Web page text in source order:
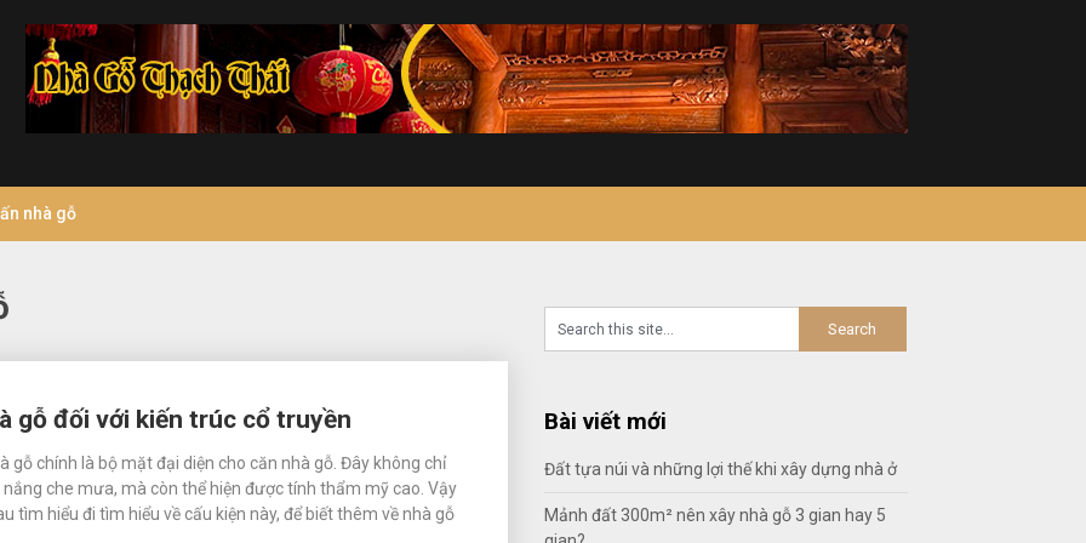
nhà gỗ
gỗ đối với kiến trúc cổ truyền
gỗ chính là bộ mặt đại diện cho căn nhà gỗ. Đây không chỉ
che mưa, mà còn thể hiện được tính thẩm mỹ cao. Vậy
tìm hiểu đi tìm hiểu về cấu kiện này, để biết thêm về nhà gỗ
Bài viết mới
Đất tựa núi và những lợi thế khi xây dựng nhà ở
Mảnh đất 300m² nên xây nhà gỗ 3 gian hay 5